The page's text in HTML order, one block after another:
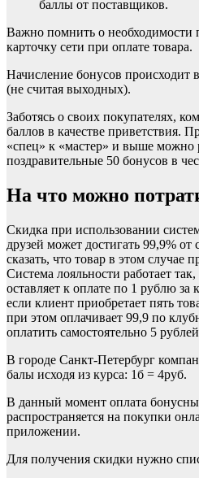
баллы от поставщиков.
Важно помнить о необходимости
карточку сети при оплате товара.
Начисление бонусов происходит
(не считая выходных).
Заботясь о своих покупателях,
баллов в качестве приветствия.
«спец» к «мастер» и выше можно
поздравительные 50 бонусов в
На что можно
Скидка при использовании
друзей может достигать 99,9%
сказать, что товар в этом случае
Система лояльности работает
оставляет к оплате по 1 рублю
если клиент приобретает пять
при этом оплачивает 99,9 по
оплатить самостоятельно 5
В городе Санкт-Петербург
балы исходя из курса: 1б = 4руб.
В данный момент оплата
распространяется на покупки
приложении.
Для получения скидки нужно